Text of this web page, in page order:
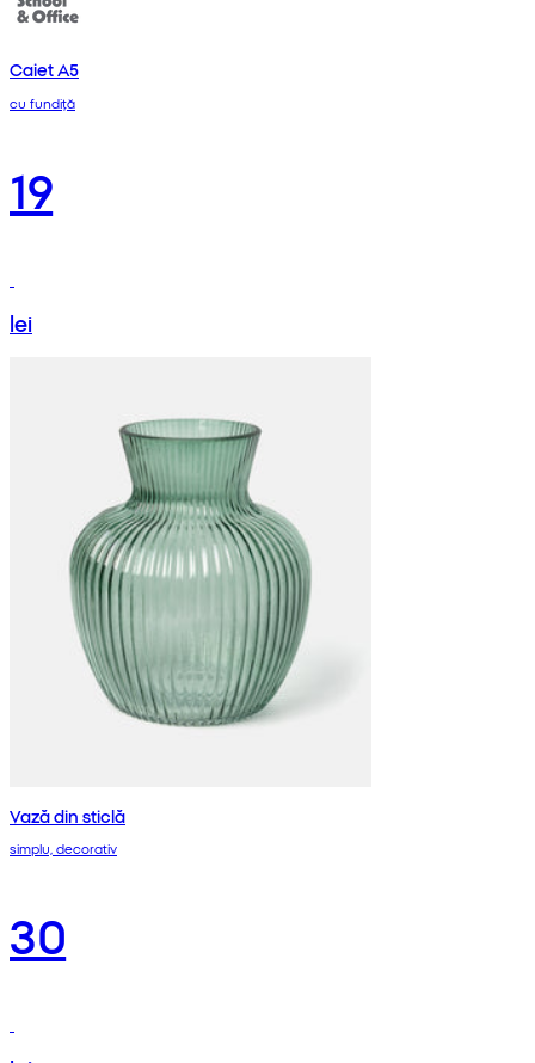
Caiet A5
cu fundiță
19
lei
Vază din sticlă
simplu, decorativ
30